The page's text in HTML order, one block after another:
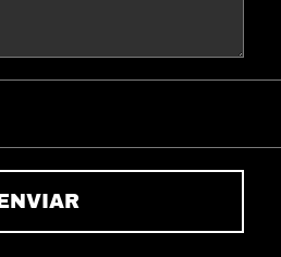
ENVIAR